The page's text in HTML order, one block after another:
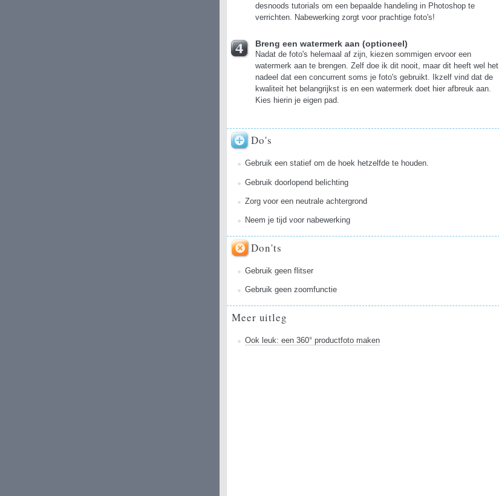
desnoods tutorials om een bepaalde handeling in Photoshop te
verrichten. Nabewerking zorgt voor prachtige foto's!
Breng een watermerk aan (optioneel)
Nadat de foto's helemaal af zijn, kiezen sommigen ervoor een
watermerk aan te brengen. Zelf doe ik dit nooit, maar dit heeft wel het
nadeel dat een concurrent soms je foto's gebruikt. Ikzelf vind dat de
kwaliteit het belangrijkst is en een watermerk doet hier afbreuk aan.
Kies hierin je eigen pad.
Do's
Gebruik een statief om de hoek hetzelfde te houden.
Gebruik doorlopend belichting
Zorg voor een neutrale achtergrond
Neem je tijd voor nabewerking
Don'ts
Gebruik geen flitser
Gebruik geen zoomfunctie
Meer uitleg
Ook leuk: een 360° productfoto maken